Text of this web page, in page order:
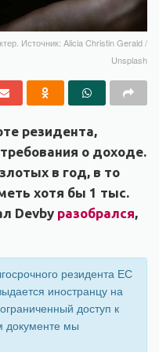
Источник: Alicia Christin Gerald /
Unsplash
резидента,
о доходе.
в год, в то
хотя бы 1 тыс.
Devby разобрался,
резидента ЕС
иностранцу на
доступ к
документе мы